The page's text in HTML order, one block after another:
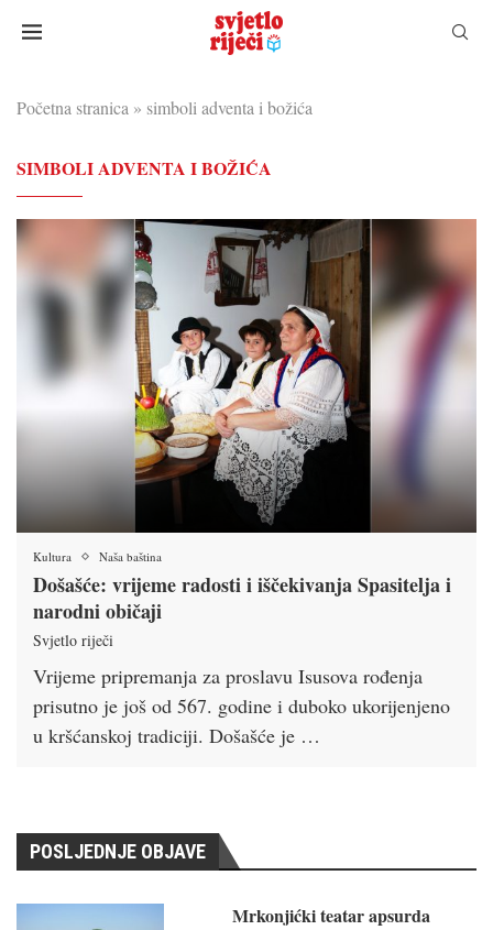
Početna stranica » simboli adventa i božića
SIMBOLI ADVENTA I BOŽIĆA
Kultura Naša baština
Došašće: vrijeme radosti i iščekivanja Spasitelja i
narodni običaji
Svjetlo riječi
Vrijeme pripremanja za proslavu Isusova rođenja
prisutno je još od 567. godine i duboko ukorijenjeno
u kršćanskoj tradiciji. Došašće je …
POSLJEDNJE OBJAVE
Mrkonjićki teatar apsurda